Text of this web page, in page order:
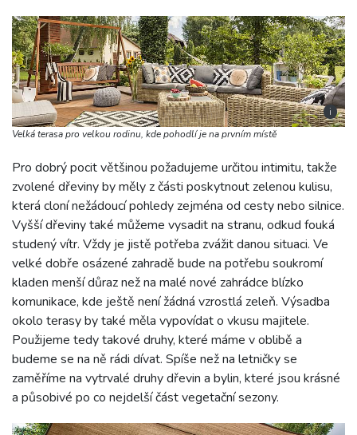
i
Velká terasa pro velkou rodinu, kde pohodlí je na prvním místě
Pro dobrý pocit většinou požadujeme určitou intimitu, takže
zvolené dřeviny by měly z části poskytnout zelenou kulisu,
která cloní nežádoucí pohledy zejména od cesty nebo silnice.
Vyšší dřeviny také můžeme vysadit na stranu, odkud fouká
studený vítr. Vždy je jistě potřeba zvážit danou situaci. Ve
velké dobře osázené zahradě bude na potřebu soukromí
kladen menší důraz než na malé nové zahrádce blízko
komunikace, kde ještě není žádná vzrostlá zeleň. Výsadba
okolo terasy by také měla vypovídat o vkusu majitele.
Použijeme tedy takové druhy, které máme v oblibě a
budeme se na ně rádi dívat. Spíše než na letničky se
zaměříme na vytrvalé druhy dřevin a bylin, které jsou krásné
a působivé po co nejdelší část vegetační sezony.